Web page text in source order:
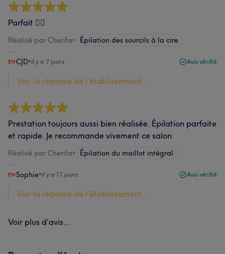
Parfait 👍🏽
Réalisé par Cherifa• Épilation des sourcils à la cire
CJD•il y a 7 jours Avis vérifié
Voir la réponse de l'établissement...
Prestation toujours aussi bien réalisée. Épilation parfaite
et rapide. Je recommande vivement ce salon
Réalisé par Cherifa• Épilation du maillot intégral
Sophie•il y a 17 jours Avis vérifié
Voir la réponse de l'établissement...
Voir plus d'avis...